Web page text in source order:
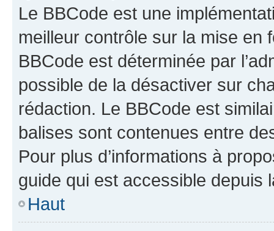
Le BBCode est une
meilleur contrôle sur la mise en
BBCode est déterminée par
possible de la désactiver sur
rédaction. Le BBCode est
balises sont contenues entre
Pour plus d’informations à
guide qui est accessible depuis
Haut